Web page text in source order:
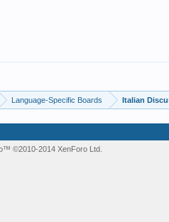
Language-Specific Boards Italian
©2010-2014 XenForo Ltd.